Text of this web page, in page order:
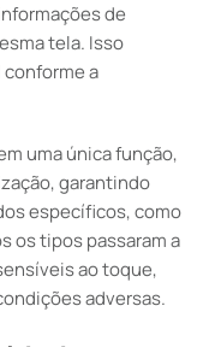
de
tela. Isso
a
uma única função,
garantindo
específicos, como
os tipos passaram a
ao toque,
adversas.